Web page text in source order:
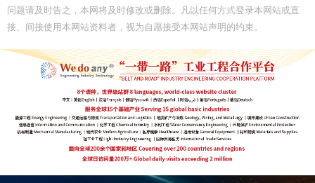
问题请及时告之，本网将及时修改或删除。凡以任何方式登录本网站或直
接、间接使用本网站资料者，视为自愿接受本网站声明的约束。